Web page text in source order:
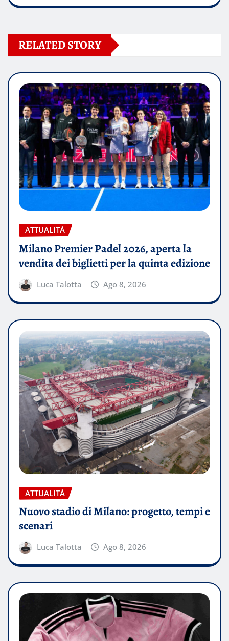
RELATED STORY
ATTUALITÀ
Milano Premier Padel 2026, aperta la
vendita dei biglietti per la quinta edizione
Luca Talotta Ago 8, 2026
ATTUALITÀ
Nuovo stadio di Milano: progetto, tempi e
scenari
Luca Talotta Ago 8, 2026